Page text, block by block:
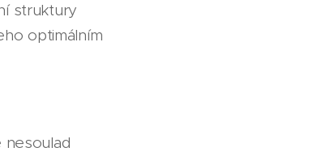
struktury
optimálním
nesoulad